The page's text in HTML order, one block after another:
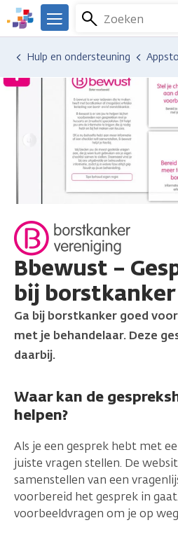
Overslaan
en
naar
inhoud
gaan
We
er
voor
Zoeken
Menu
Hulp en ondersteuning
Bbewust –
bij borstkanker
Ga bij borstkanker goed
met je behandelaar. Deze
daarbij.
Waar kan de
helpen?
Als je een gesprek hebt met
juiste vragen stellen. De
samenstellen van een
voorbereid het gesprek in
voorbeeldvragen om je op